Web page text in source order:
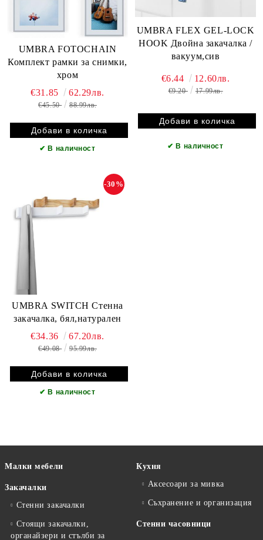
UMBRA FOTOCHAIN
Комплект рамки за снимки,
хром
€31.85 62.29лв.
€45.50 88.99лв.
✔ В наличност
UMBRA FLEX GEL-LOCK
HOOK Двойна закачалка /
вакуум,сив
€6.44 12.60лв.
€9.20 17.99лв.
✔ В наличност
UMBRA SWITCH Стенна
закачалка, бял,натурален
-30%
€34.36 67.20лв.
€49.08 95.99лв.
✔ В наличност
Малки мебели
Закачалки
Стенни закачалки
Стоящи закачалки,
органайзери и стълби за
Кухня
Аксесоари за мивка
Съхранение и организация
Стенни часовници